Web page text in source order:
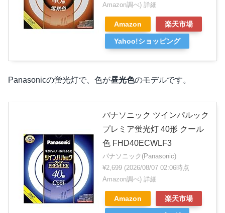
Amazon調べ) 詳細
Amazon 楽天市場
Yahoo!ショッピング
Panasonicの蛍光灯で、色が昼光色のモデルです。
パナソニック ツインパルック
プレミア蛍光灯 40形 クール
色 FHD40ECWLF3
パナソニック(Panasonic)
¥2,699 (2026/08/07 02:06時点
Amazon調べ) 詳細
Amazon 楽天市場